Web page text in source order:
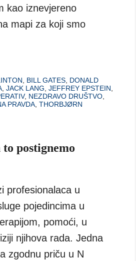
kao iznevjereno
mapi za koji smo
BILL GATES DONALD
JACK LANG JEFFREY EPSTEIN
, NEZDRAVO DRUŠTVO
PRAVDA THORBJØRN
postignemo
profesionalaca u
pojedincima u
pomoći, u
njihova rada. Jedna
zgodnu priču u N